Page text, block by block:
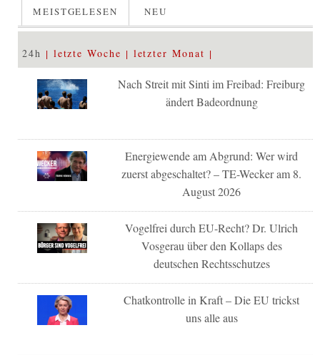
MEISTGELESEN NEU
24h letzte Woche letzter Monat
Nach Streit mit Sinti im Freibad: Freiburg
ändert Badeordnung
Energiewende am Abgrund: Wer wird
zuerst abgeschaltet? – TE-Wecker am 8.
August 2026
Vogelfrei durch EU-Recht? Dr. Ulrich
Vosgerau über den Kollaps des
deutschen Rechtsschutzes
Chatkontrolle in Kraft – Die EU trickst
uns alle aus